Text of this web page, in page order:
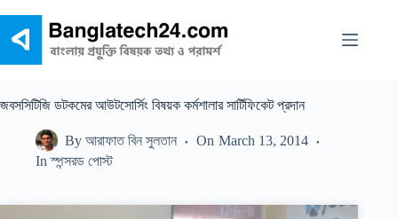
content
জবসসিটিজি ডটকমের আউটসোর্সিং বিষয়ক কর্মশালার সার্টিফিকেট প্রদান
By আরাফাত বিন সুলতান On March 13, 2014
In স্পন্সরড পোস্ট